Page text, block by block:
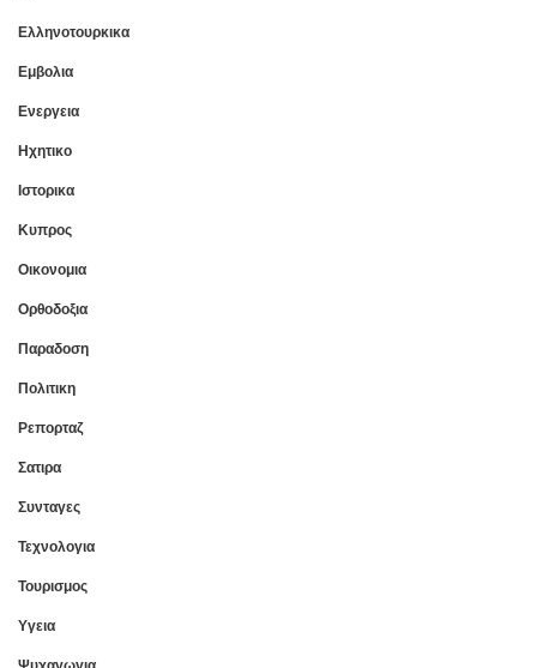
Ελληνοτουρκικα
Εμβολια
Ενεργεια
Ηχητικο
Ιστορικα
Κυπρος
Οικονομια
Ορθοδοξια
Παραδοση
Πολιτικη
Ρεπορταζ
Σατιρα
Συνταγες
Τεχνολογια
Τουρισμος
Υγεια